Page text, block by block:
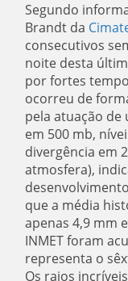
Segundo
Brandt da
consecutivos
noite desta
por fortes
ocorreu de
pela atuação de
em 500 mb,
divergência em
atmosfera),
que a média
apenas 4,9 mm
INMET foram
representa o
Os raios